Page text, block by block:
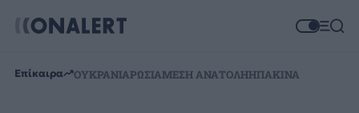
Επίκαιρα ΟΥΚΡΑΝΙΑΡΩΣΙΑΜΕΣΗ ΑΝΑΤΟΛΗΗΠΑΚΙΝΑ